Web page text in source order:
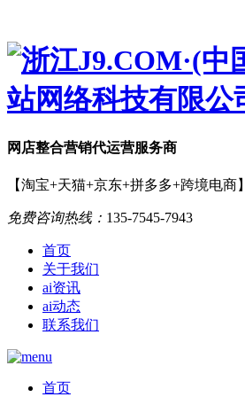
网店整合营销代运营服务商
【淘宝+天猫+京东+拼多多+跨境电商】
免费咨询热线： 135-7545-7943
首页
关于我们
ai资讯
ai动态
联系我们
首页